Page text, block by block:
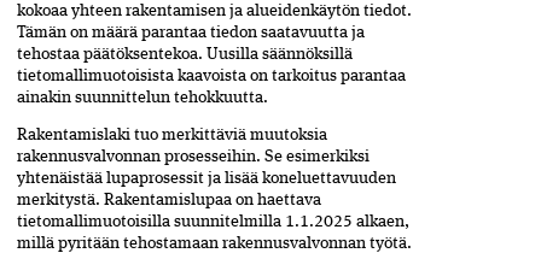
kokoaa­ yhteen rakentamisen ja alueidenkäytön tiedot.
Tämän on määrä parantaa tiedon saatavuutta ja
tehostaa päätöksentekoa. Uusilla säännöksillä
tietomallimuotoisista kaavoista on tarkoitus parantaa
ainakin suunnittelun tehokkuutta.
Rakentamislaki tuo merkittäviä muutoksia
rakennusvalvonnan prosesseihin. Se esimerkiksi
yhtenäistää lupaprosessit ja lisää kone­luettavuuden
merkitystä. Rakentamislupaa on haettava
tietomallimuotoisilla suunnitelmilla 1.1.2025 alkaen,
millä pyritään tehostamaan rakennusvalvonnan työtä.